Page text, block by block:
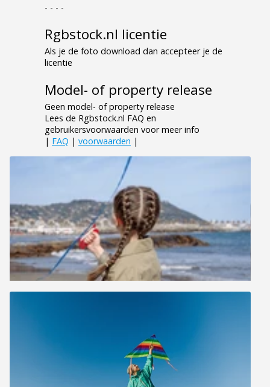
- - - -
Rgbstock.nl licentie
Als je de foto download dan accepteer je de
licentie
Model- of property release
Geen model- of property release
Lees de Rgbstock.nl FAQ en
gebruikersvoorwaarden voor meer info
| FAQ | voorwaarden |